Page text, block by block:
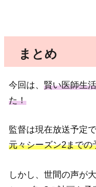
まとめ
今回は、賢い医師生
た！
監督は現在放送予定
元々シーズン2までの
しかし、世間の声が